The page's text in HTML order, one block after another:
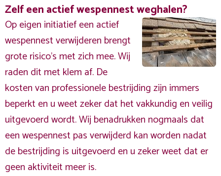
Zelf een actief wespennest weghalen?
Op eigen initiatief een actief
wespennest verwijderen brengt
grote risico’s met zich mee. Wij
raden dit met klem af. De
kosten van professionele bestrijding zijn immers
beperkt en u weet zeker dat het vakkundig en veilig
uitgevoerd wordt. Wij benadrukken nogmaals dat
een wespennest pas verwijderd kan worden nadat
de bestrijding is uitgevoerd en u zeker weet dat er
geen aktiviteit meer is.